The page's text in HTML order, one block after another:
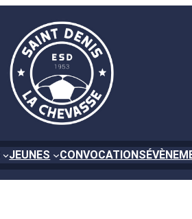
JEUNES CONVOCATIONS